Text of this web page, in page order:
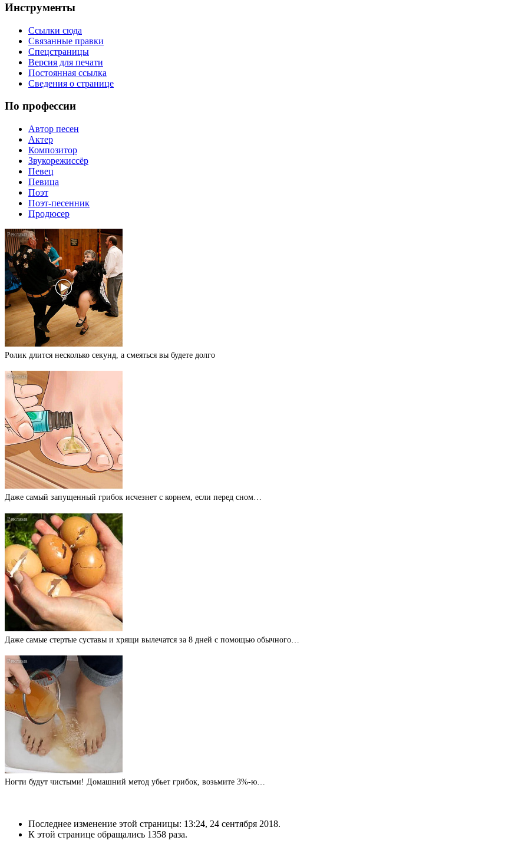
Инструменты
Ссылки сюда
Связанные правки
Спецстраницы
Версия для печати
Постоянная ссылка
Сведения о странице
По профессии
Автор песен
Актер
Композитор
Звукорежиссёр
Певец
Певица
Поэт
Поэт-песенник
Продюсер
Ролик длится несколько секунд, а смеяться вы будете долго
Даже самый запущенный грибок исчезнет с корнем, если перед сном…
Даже самые стертые суставы и хрящи вылечатся за 8 дней с помощью обычного…
Ногти будут чистыми! Домашний метод убьет грибок, возьмите 3%-ю…
Последнее изменение этой страницы: 13:24, 24 сентября 2018.
К этой странице обращались 1358 раза.